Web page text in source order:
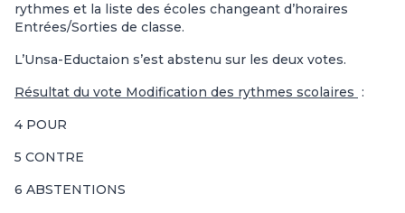
rythmes et la liste des écoles changeant d’horaires
Entrées/Sorties de classe.
L’Unsa-Eductaion s’est abstenu sur les deux votes.
Résultat du vote Modification des rythmes scolaires :
4 POUR
5 CONTRE
6 ABSTENTIONS